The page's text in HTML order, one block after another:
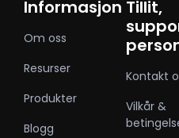
Informasjon
Om oss
Resurser
Produkter
Blogg
Tillit,
Kontakt
Vilkår &